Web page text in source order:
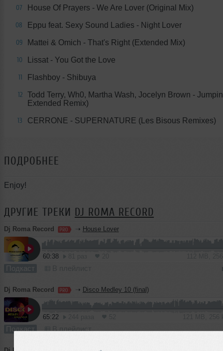
07 House Of Prayers - We Are Lover (Original Mix)
08 Eppu feat. Sexy Sound Ladies - Night Lover
09 Mattei & Omich - That's Right (Extended Mix)
10 Lissat - You Got the Love
11 Flashboy - Shibuya
12
Todd Terry, Wh0, Martha Wash, Jocelyn Brown -
Extended Remix)
13 CERRONE - SUPERNATURE (Les Bisous Remixes)
ПОДРОБНЕЕ
Enjoy!
ДРУГИЕ ТРЕКИ DJ ROMA RECORD
Dj Roma Record ➝ House Lover
60:38
Подкаст
Dj Roma Record ➝ Disco Medley 10 (final)
65:22
Подкаст В плейлист